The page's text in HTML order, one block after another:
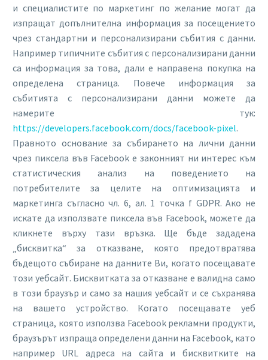
и специалистите по маркетинг по желание могат да
изпращат допълнителна информация за посещението
чрез стандартни и персонализирани събития с данни.
Например типичните събития с персонализирани данни
са информация за това, дали е направена покупка на
определена страница. Повече информация за
събитията с персонализирани данни можете да
намерите тук:
https://developers.facebook.com/docs/facebook-pixel.
Правното основание за събирането на лични данни
чрез пиксела във Facebook е законният ни интерес към
статистическия анализ на поведението на
потребителите за целите на оптимизацията и
маркетинга съгласно чл. 6, ал. 1 точка f GDPR. Ако не
искате да използвате пиксела във Facebook, можете да
кликнете върху тази връзка. Ще бъде зададена
„бисквитка“ за отказване, която предотвратява
бъдещото събиране на данните Ви, когато посещавате
този уебсайт. Бисквитката за отказване е валидна само
в този браузър и само за нашия уебсайт и се съхранява
на вашето устройство. Когато посещавате уеб
страница, която използва Facebook рекламни продукти,
браузърът изпраща определени данни на Facebook, като
например URL адреса на сайта и бисквитките на